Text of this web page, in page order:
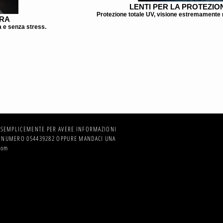
e senza stress.
LENTI PER LA
Protezione totale UV, visione estremamente
PER AVERE INFORMAZIONI
054439282 OPPURE MANDACI UNA